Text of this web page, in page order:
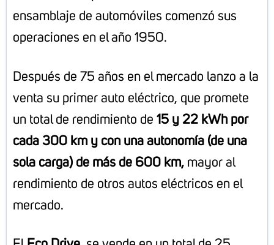
ensamblaje de automóviles comenzó sus
operaciones en el año 1950.
Después de 75 años en el mercado lanzo a la
venta su primer auto eléctrico, que promete
un total de rendimiento de 15 y 22 kWh por
cada 300 km y con una autonomía (de una
sola carga) de más de 600 km, mayor al
rendimiento de otros autos eléctricos en el
mercado.